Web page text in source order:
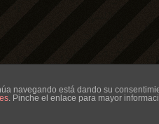
navegando está dando su
. Pinche el enlace para mayor